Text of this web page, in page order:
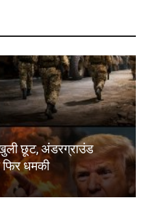
छूट, अंडरग्राउंड
फिर धमकी